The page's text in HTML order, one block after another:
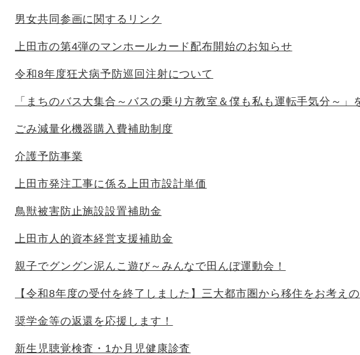
男女共同参画に関するリンク
上田市の第4弾のマンホールカード配布開始のお知らせ
令和8年度狂犬病予防巡回注射について
「まちのバス大集合～バスの乗り方教室＆僕も私も運転手気分～」
ごみ減量化機器購入費補助制度
介護予防事業
上田市発注工事に係る上田市設計単価
鳥獣被害防止施設設置補助金
上田市人的資本経営支援補助金
親子でグングン泥んこ遊び～みんなで田んぼ運動会！
【令和8年度の受付を終了しました】三大都市圏から移住をお考え
奨学金等の返還を応援します！
新生児聴覚検査・1か月児健康診査